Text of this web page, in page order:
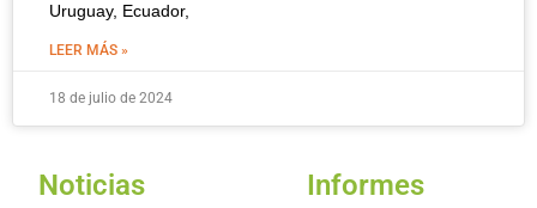
Uruguay, Ecuador,
LEER MÁS »
18 de julio de 2024
Noticias Informes